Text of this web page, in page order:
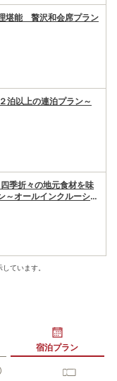
堪能 贅沢和会席プラン
泊以上の連泊プラン～
季折々の地元食材を味
オールインクルーシブ
ています。
宿泊プラン